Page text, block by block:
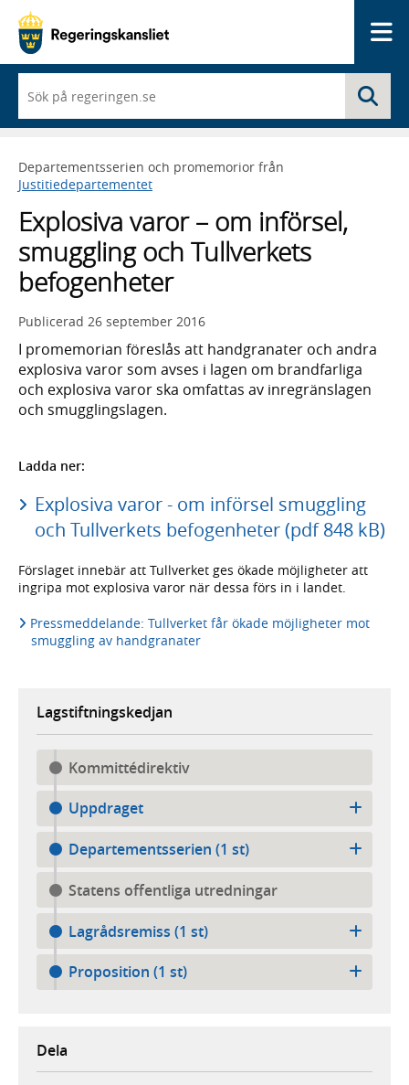
du
börjar
skriva
framträder
en
med
sökförslag
Departementsserien och promemorior från
Justitiedepartementet
Explosiva varor – om införsel,
smuggling och Tullverkets
befogenheter
Publicerad 26 september 2016
I promemorian föreslås att handgranater och andra
explosiva varor som avses i lagen om brandfarliga
och explosiva varor ska omfattas av inregränslagen
och smugglingslagen.
Ladda ner:
Explosiva varor - om införsel smuggling
och Tullverkets befogenheter (pdf 848 kB)
Förslaget innebär att Tullverket ges ökade möjligheter att
ingripa mot explosiva varor när dessa förs in i landet.
Pressmeddelande: Tullverket får ökade möjligheter mot
smuggling av handgranater
Lagstiftningskedjan
Kommittédirektiv
Uppdraget
Departementsserien (1 st)
Statens offentliga utredningar
Lagrådsremiss (1 st)
Proposition (1 st)
Dela